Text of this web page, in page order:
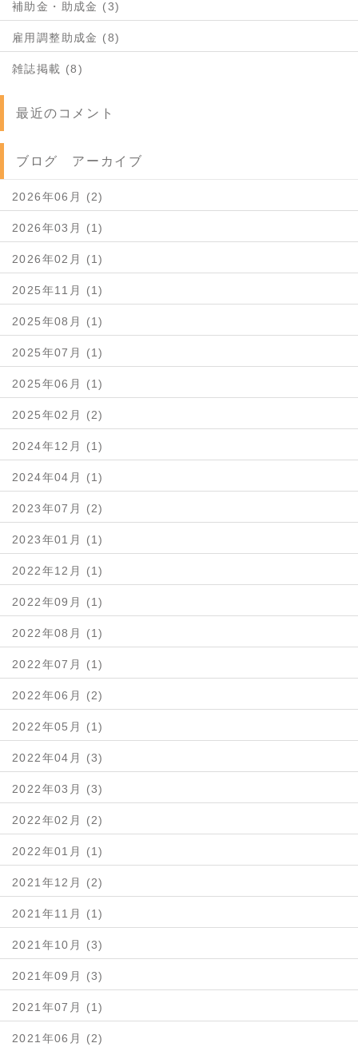
補助金・助成金 (3)
雇用調整助成金 (8)
雑誌掲載 (8)
最近のコメント
ブログ アーカイブ
2026年06月 (2)
2026年03月 (1)
2026年02月 (1)
2025年11月 (1)
2025年08月 (1)
2025年07月 (1)
2025年06月 (1)
2025年02月 (2)
2024年12月 (1)
2024年04月 (1)
2023年07月 (2)
2023年01月 (1)
2022年12月 (1)
2022年09月 (1)
2022年08月 (1)
2022年07月 (1)
2022年06月 (2)
2022年05月 (1)
2022年04月 (3)
2022年03月 (3)
2022年02月 (2)
2022年01月 (1)
2021年12月 (2)
2021年11月 (1)
2021年10月 (3)
2021年09月 (3)
2021年07月 (1)
2021年06月 (2)